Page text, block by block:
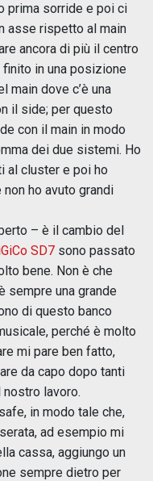
prima sorride e poi ci
asse rispetto al main
ancora di più il centro
in una posizione
main dove c’è una
il side; per questo
con il main in modo
dei due sistemi. Ho
al cluster e poi ho
ho avuto grandi
– è il cambio del
SD7 sono passato
bene. Non è che
sempre una grande
di questo banco
perché è molto
mi pare ben fatto,
da capo dopo tanti
lavoro.
in modo tale che,
ad esempio mi
cassa, aggiungo un
sempre dietro per